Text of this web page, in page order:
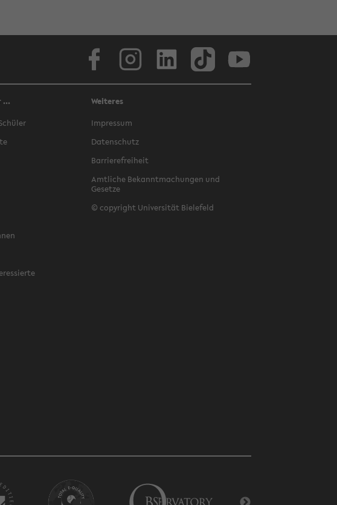
...
Weiteres
Impressum
Datenschutz
Barrierefreiheit
Amtliche Bekanntmachungen und
Gesetze
© copyright Universität Bielefeld